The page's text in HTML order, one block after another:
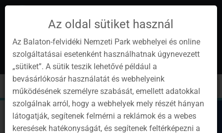
Instagram
YoutubeFacebookProgramok
Hírlevél
hu
Toggle
cart
Toggle
navigation
Bejelentkezés
Az oldal sütiket használ
Az Balaton-felvidéki Nemzeti Park webhelyei és online
szolgáltatásai esetenként használhatnak úgynevezett
„sütiket”. A sütik teszik lehetővé például a
bevásárlókosár használatát és webhelyeink
működésének személyre szabását, emellett adatokkal
szolgálnak arról, hogy a webhelyek mely részét hányan
látogatják, segítenek felmérni a reklámok és a webes
keresések hatékonyságát, és segítenek feltérképezni a